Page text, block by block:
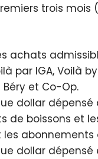
trois mois
achats
par IGA, Voilà
Béry et Co-Op.
dollar dépensé
boissons et
abonnements
dollar